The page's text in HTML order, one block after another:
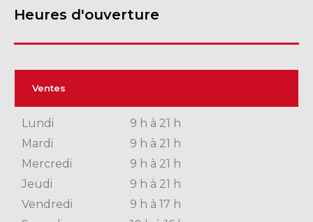
Heures d'ouverture
Ventes
Lundi
9 h à 21 h
Mardi
9 h à 21 h
Mercredi
9 h à 21 h
Jeudi
9 h à 21 h
Vendredi
9 h à 17 h